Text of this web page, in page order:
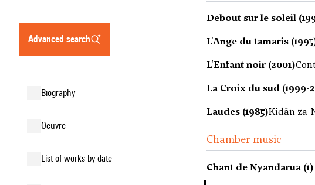
advanced search
biography
oeuvre
list of works by date
Debout sur le soleil
L'Ange du tamaris
L'Enfant noir (2001)
La Croix du sud (1999-
Laudes (1985)Kidân za-
Chamber music
Chant de Nyandarua (1)